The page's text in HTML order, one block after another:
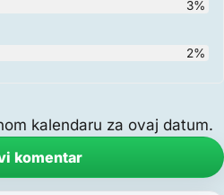
3%
2%
kalendaru za ovaj datum.
komentar